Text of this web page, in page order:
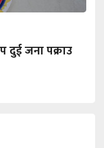
दुई जना पक्राउ